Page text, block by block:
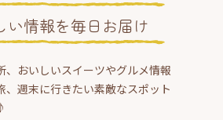
い情報を毎日お届け
、おいしいスイーツやグルメ情報
、週末に行きたい素敵なスポット